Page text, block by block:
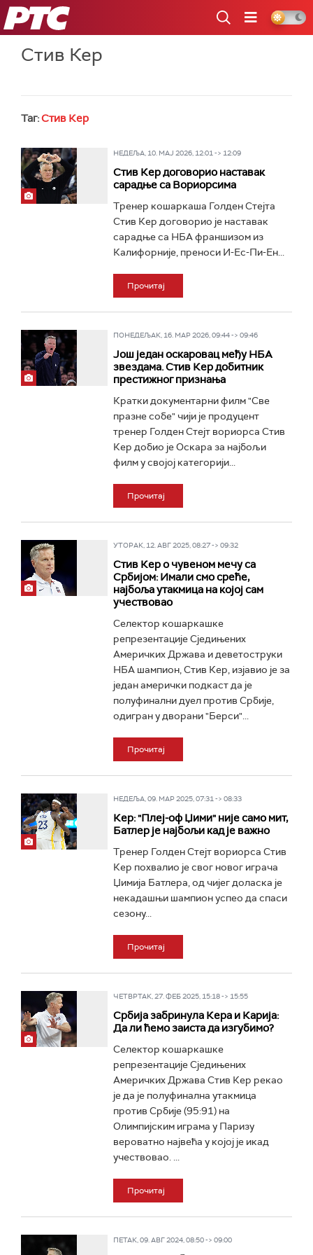
РТС
Стив Кер
Таг:Стив Кер
НЕДЕЉА, 10. МАЈ 2026, 12:01 -> 12:09
Стив Кер договорио наставак
сарадње са Вориорсима
Тренер кошаркаша Голден Стејта
Стив Кер договорио је наставак
сарадње са НБА франшизом из
Калифорније, преноси И-Ес-Пи-Ен...
Прочитај
ПОНЕДЕЉАК, 16. МАР 2026, 09:44 -> 09:46
Још један оскаровац међу НБА
звездама. Стив Кер добитник
престижног признања
Кратки документарни филм "Све
празне собе" чији је продуцент
тренер Голден Стејт вориорса Стив
Кер добио је Оскара за најбољи
филм у својој категорији...
Прочитај
УТОРАК, 12. АВГ 2025, 08:27 -> 09:32
Стив Кер о чувеном мечу са
Србијом: Имали смо среће,
најбоља утакмица на којој сам
учествовао
Селектор кошаркашке
репрезентације Сједињених
Америчких Држава и деветоструки
НБА шампион, Стив Кер, изјавио је за
један амерички подкаст да је
полуфинални дуел против Србије,
одигран у дворани "Берси"...
Прочитај
НЕДЕЉА, 09. МАР 2025, 07:31 -> 08:33
Кер: "Плеј-оф Џими" није само мит,
Батлер је најбољи кад је важно
Тренер Голден Стејт вориорса Стив
Кер похвалио је свог новог играча
Џимија Батлера, од чијег доласка је
некадашњи шампион успео да спаси
сезону...
Прочитај
ЧЕТВРТАК, 27. ФЕБ 2025, 15:18 -> 15:55
Србија забринула Кера и Карија:
Да ли ћемо заиста да изгубимо?
Селектор кошаркашке
репрезентације Сједињених
Америчких Држава Стив Кер рекао
је да је полуфинална утакмица
против Србије (95:91) на
Олимпијским играма у Паризу
вероватно највећа у којој је икад
учествовао. ...
Прочитај
ПЕТАК, 09. АВГ 2024, 08:50 -> 09:00